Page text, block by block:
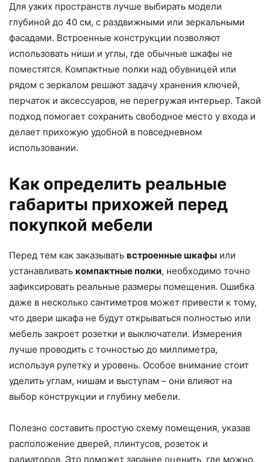
Для узких пространств лучше выбирать модели
глубиной до 40 см, с раздвижными или зеркальными
фасадами. Встроенные конструкции позволяют
использовать ниши и углы, где обычные шкафы не
поместятся. Компактные полки над обувницей или
рядом с зеркалом решают задачу хранения ключей,
перчаток и аксессуаров, не перегружая интерьер. Такой
подход помогает сохранить свободное место у входа и
делает прихожую удобной в повседневном
использовании.
Как определить реальные
габариты прихожей перед
покупкой мебели
Перед тем как заказывать встроенные шкафы или
устанавливать компактные полки, необходимо точно
зафиксировать реальные размеры помещения. Ошибка
даже в несколько сантиметров может привести к тому,
что двери шкафа не будут открываться полностью или
мебель закроет розетки и выключатели. Измерения
лучше проводить с точностью до миллиметра,
используя рулетку и уровень. Особое внимание стоит
уделить углам, нишам и выступам – они влияют на
выбор конструкции и глубину мебели.
Полезно составить простую схему помещения, указав
расположение дверей, плинтусов, розеток и
радиаторов. Это поможет заранее оценить, где можно